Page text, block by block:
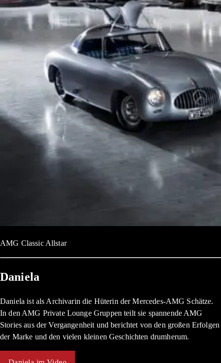
AMG Classic Allstar
Daniela
Daniela ist als Archivarin die Hüterin der Mercedes-AMG Schätze.
In den AMG Private Lounge Gruppen teilt sie spannende AMG
Stories aus der Vergangenheit und berichtet von den großen Erfolgen
der Marke und den vielen kleinen Geschichten drumherum.